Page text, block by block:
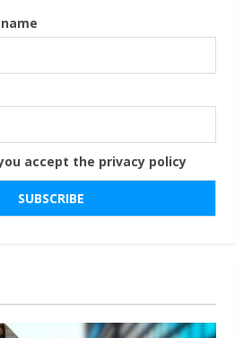
accept the privacy policy